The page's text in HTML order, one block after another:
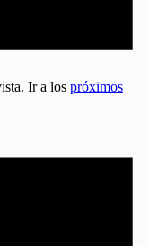
Ir a los próximos